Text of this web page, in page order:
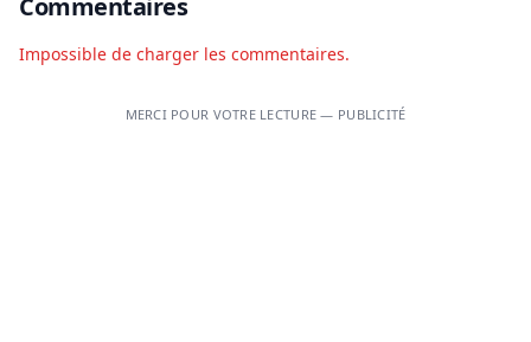
Commentaires
Impossible de charger les commentaires.
MERCI POUR VOTRE LECTURE — PUBLICITÉ